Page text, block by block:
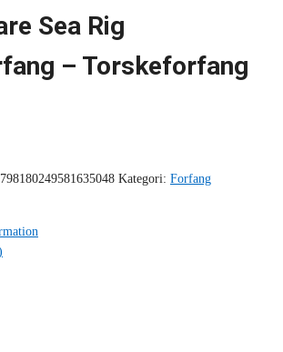
Sea Rig
– Torskeforfang
Kategori: Forfang